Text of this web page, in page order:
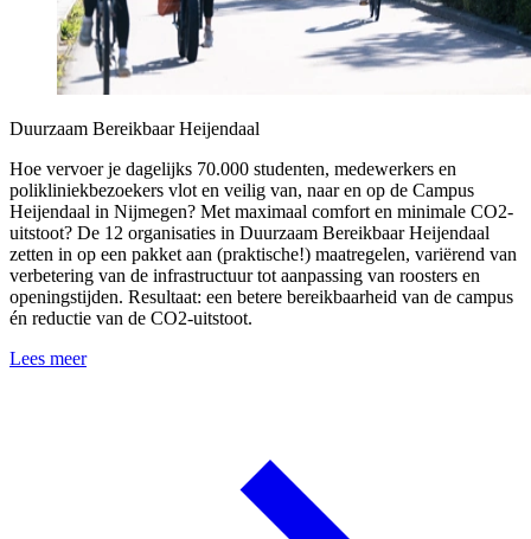
Duurzaam Bereikbaar Heijendaal
Hoe vervoer je dagelijks 70.000 studenten, medewerkers en
polikliniekbezoekers vlot en veilig van, naar en op de Campus
Heijendaal in Nijmegen? Met maximaal comfort en minimale CO2-
uitstoot? De 12 organisaties in Duurzaam Bereikbaar Heijendaal
zetten in op een pakket aan (praktische!) maatregelen, variërend van
verbetering van de infrastructuur tot aanpassing van roosters en
openingstijden. Resultaat: een betere bereikbaarheid van de campus
én reductie van de CO2-uitstoot.
Lees meer